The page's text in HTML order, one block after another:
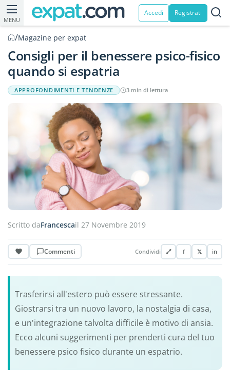
MENU
Accedi Registrati
/Magazine per expat
Consigli per il benessere psico-fisico
quando si espatria
APPROFONDIMENTI E TENDENZE 3 min di lettura
Scritto daFrancescail 27 Novembre 2019
Commenti Condividi 🔗 f 𝕏 in
Trasferirsi all'estero può essere stressante.
Giostrarsi tra un nuovo lavoro, la nostalgia di casa,
e un'integrazione talvolta difficile è motivo di ansia.
Ecco alcuni suggerimenti per prenderti cura del tuo
benessere psico fisico durante un espatrio.